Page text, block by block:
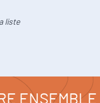
liste
ENSEMBLE